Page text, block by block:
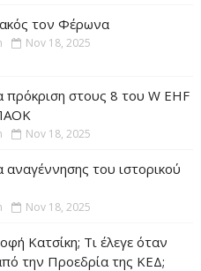
τον Φέρωνα
Nov 18, 2025
πρόκριση στους 8 του W EHF
Nov 18, 2025
αναγέννησης του ιστορικού
Nov 18, 2025
Κατσίκη; Τι έλεγε όταν
την Προεδρία της ΚΕΔ;